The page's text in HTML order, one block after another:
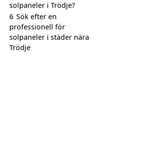
solpaneler i Trödje?
6 Sök efter en
professionell för
solpaneler i städer nära
Trödje